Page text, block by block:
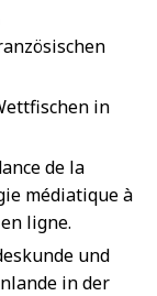
in
de la
médiatique à
ligne.
und
in der